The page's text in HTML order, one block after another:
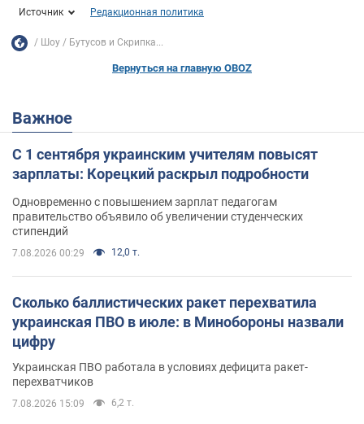
Источник Редакционная политика
Шоу Бутусов и Скрипка...
Вернуться на главную OBOZ
Важное
С 1 сентября украинским учителям повысят
зарплаты: Корецкий раскрыл подробности
Одновременно с повышением зарплат педагогам
правительство объявило об увеличении студенческих
стипендий
7.08.2026 00:29 12,0 т.
Сколько баллистических ракет перехватила
украинская ПВО в июле: в Минобороны назвали
цифру
Украинская ПВО работала в условиях дефицита ракет-
перехватчиков
7.08.2026 15:09 6,2 т.